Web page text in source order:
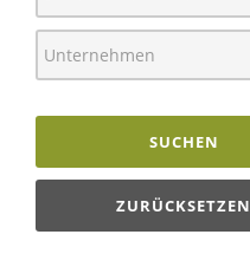
SUCHEN
ZURÜCKSETZEN